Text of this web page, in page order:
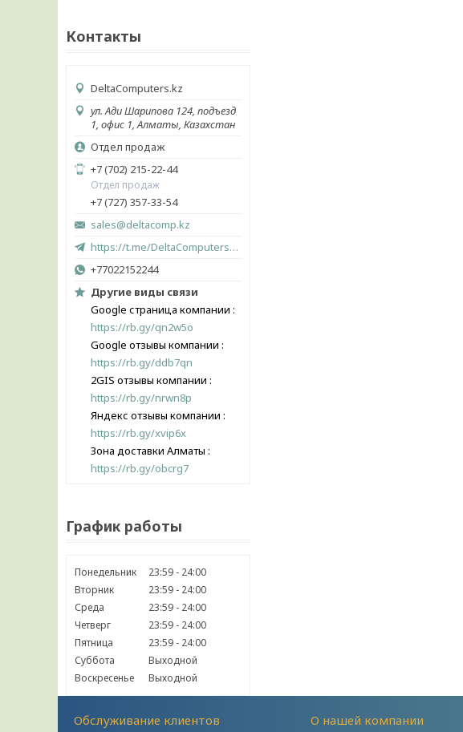
Контакты
DeltaComputers.kz
ул. Ади Шарипова 124, подъезд
1, офис 1, Алматы, Казахстан
Отдел продаж
+7 (702) 215-22-44
Отдел продаж
+7 (727) 357-33-54
sales@deltacomp.kz
https://t.me/DeltaComputers_kz
+77022152244
Другие виды связи
Google страница компании
https://rb.gy/qn2w5o
Google отзывы компании
https://rb.gy/ddb7qn
2GIS отзывы компании
https://rb.gy/nrwn8p
Яндекс отзывы компании
https://rb.gy/xvip6x
Зона доставки Алматы
https://rb.gy/obcrg7
График работы
Понедельник 23:59
24:00
Вторник
23:59
24:00
Среда
23:59
24:00
Четверг
23:59
24:00
Пятница
23:59
24:00
Суббота
Выходной
Воскресенье
Выходной
Обслуживание клиентов О нашей компании